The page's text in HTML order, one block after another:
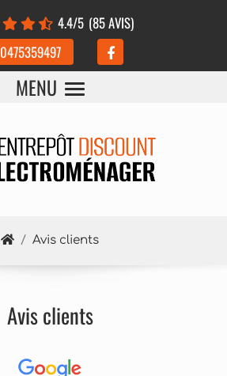
4.4/5 (85 AVIS)
0475359497
MENU
Avis clients
Avis clients